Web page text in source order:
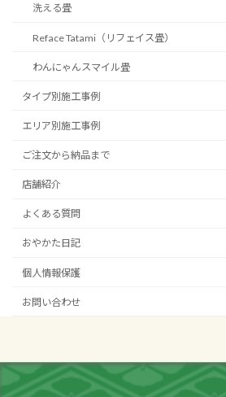
洗える畳
Reface Tatami（リフェイス畳）
わんにゃんスマイル畳
タイプ別施工事例
エリア別施工事例
ご注文から納品まで
店舗紹介
よくある質問
おやかた日記
個人情報保護
お問い合わせ